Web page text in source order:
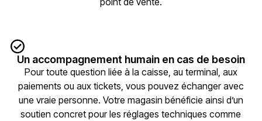
Un accompagnement humain en cas de besoin
Pour toute question liée à la caisse, au terminal, aux
paiements ou aux tickets, vous pouvez échanger avec
une vraie personne. Votre magasin bénéficie ainsi d’un
soutien concret pour les réglages techniques comme